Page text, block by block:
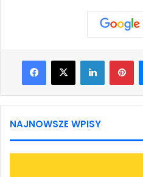
Facebook
X LinkedIn
NAJNOWSZE WPISY